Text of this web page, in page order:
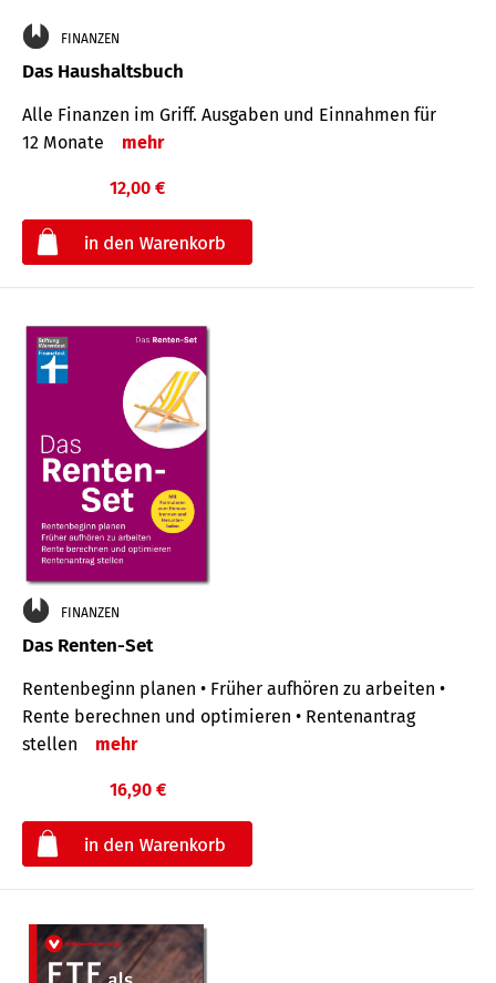
FINANZEN
Das Haushaltsbuch
Alle Finanzen im Griff. Aus­gaben und Ein­nahmen für
12 Monate
mehr
12,00 €
FINANZEN
Das Renten-Set
Rentenbeginn planen • Früher aufhören zu arbeiten •
Rente berechnen und optimieren • Rentenantrag
stellen
mehr
16,90 €